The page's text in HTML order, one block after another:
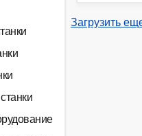
Загрузить